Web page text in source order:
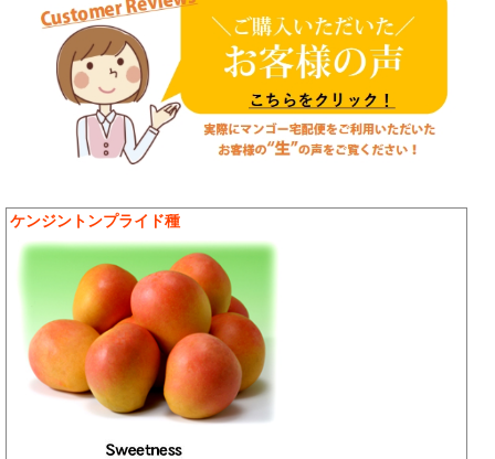
ケンジントンプライド種